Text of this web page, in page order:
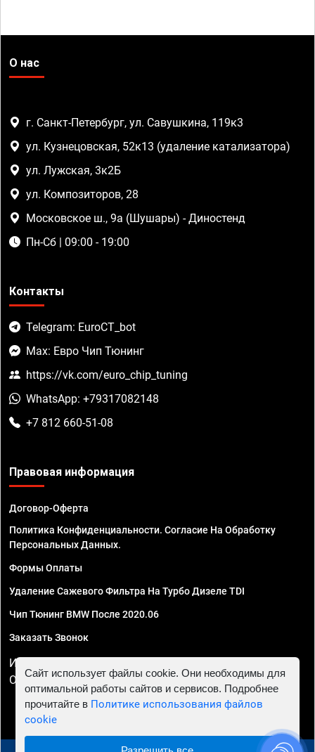
О нас
г. Санкт-Петербург, ул. Савушкина, 119к3
ул. Кузнецовская, 52к13 (удаление катализатора)
ул. Лужская, 3к2Б
ул. Композиторов, 28
Московское ш., 9а (Шушары) - Диностенд
Пн-Сб | 09:00 - 19:00
Контакты
Telegram: EuroCT_bot
Max: Евро Чип Тюнинг
https://vk.com/euro_chip_tuning
WhatsApp: +79317082148
+7 812 660-51-08
Правовая информация
Договор-Оферта
Политика Конфиденциальности. Согласие На Обработку
Персональных Данных.
Формы Оплаты
Удаление Сажевого Фильтра На Турбо Дизеле TDI
Чип Тюнинг BMW После 2020.06
Заказать Звонок
ИП Смирнов Георгий Павлович. ИНН 781302555843,
ОГРНИП 324470400032610
Сайт использует файлы cookie. Они необходимы для
оптимальной работы сайтов и сервисов. Подробнее
прочитайте в Политике использования файлов
cookie